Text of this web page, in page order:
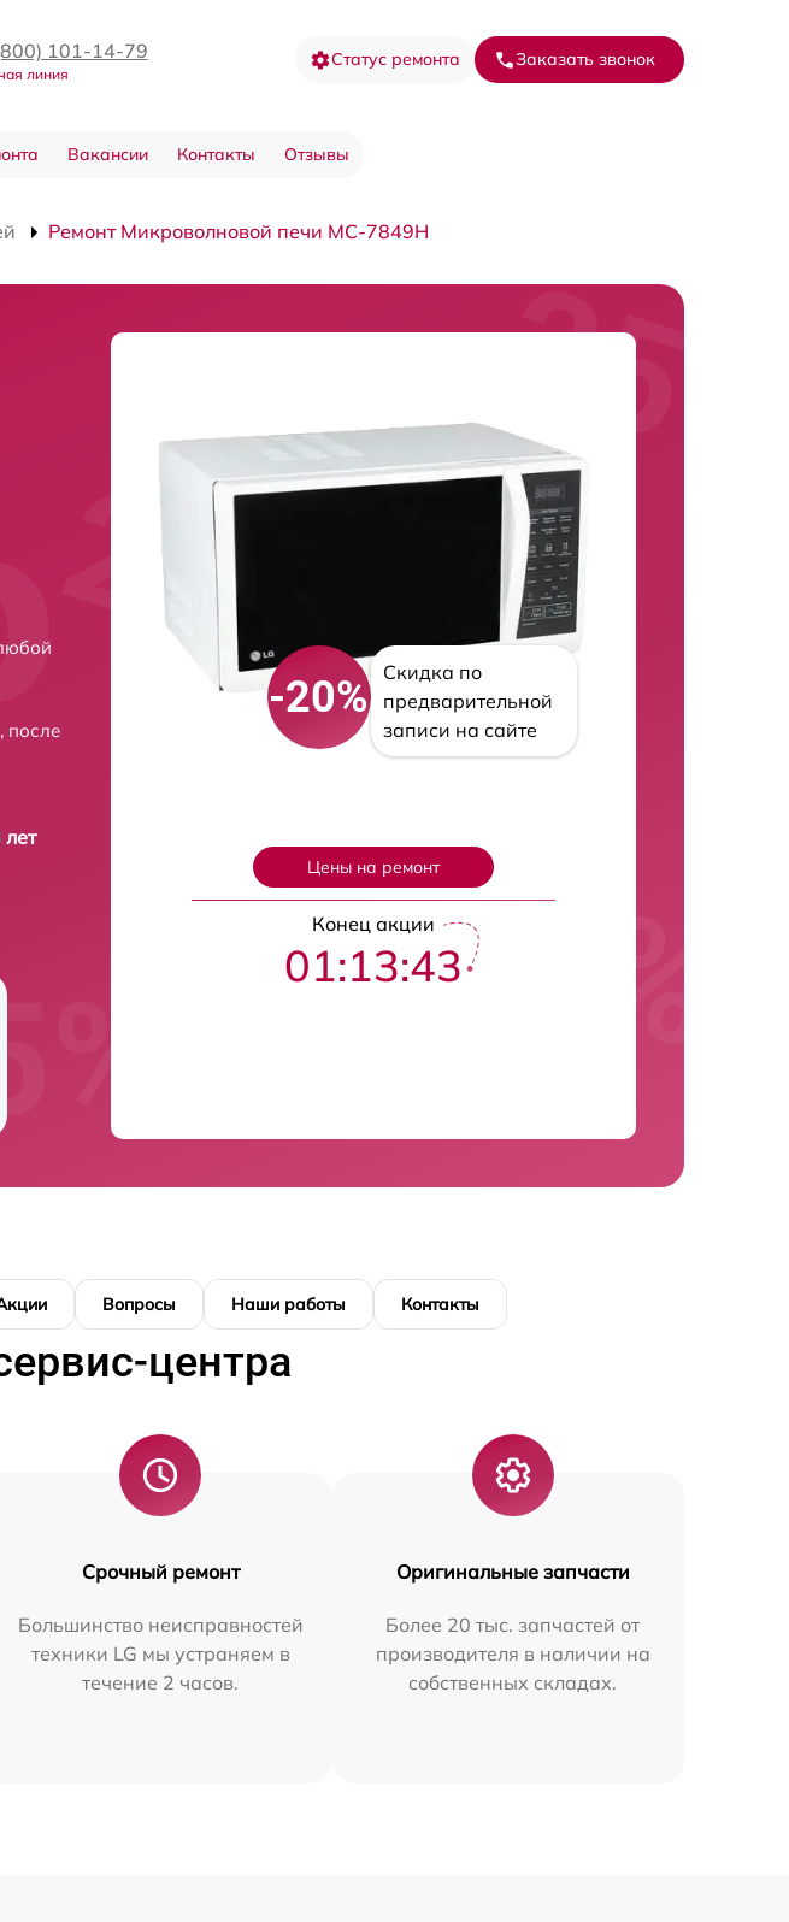
101-14-79
линия
Статус ремонта Заказать звонок
Вакансии Контакты Отзывы
Ремонт Микроволновой печи MC-7849H
после
-20%
Скидка по
предварительной
записи на сайте
Цены на ремонт
Конец акции
01:13:42
Вопросы Наши работы Контакты
центра
Срочный ремонт
Большинство неисправностей
техники LG мы устраняем в
течение 2 часов.
Оригинальные запчасти
Более 20 тыс. запчастей от
производителя в наличии на
собственных складах.